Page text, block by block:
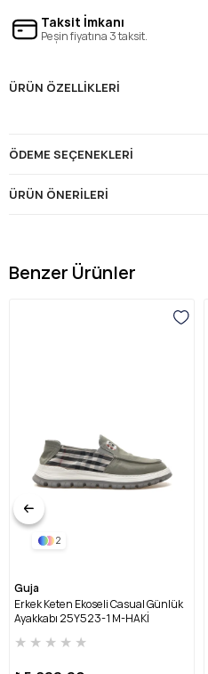
Taksit İmkanı
Peşin fiyatına 3 taksit.
ÜRÜN ÖZELLIKLERI
ÖDEME SEÇENEKLERI
ÜRÜN ÖNERILERI
Benzer Ürünler
2
Guja
Erkek Keten Ekoseli Casual Günlük
Ayakkabı 25Y523-1 M-HAKİ
★ ★ ★ ★ ★